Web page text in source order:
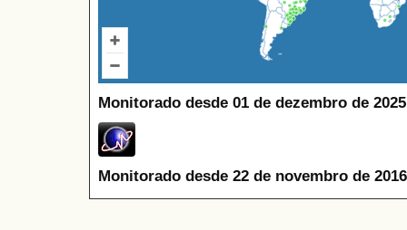
Monitorado desde 01 de dezembro de
Monitorado desde 22 de novembro de